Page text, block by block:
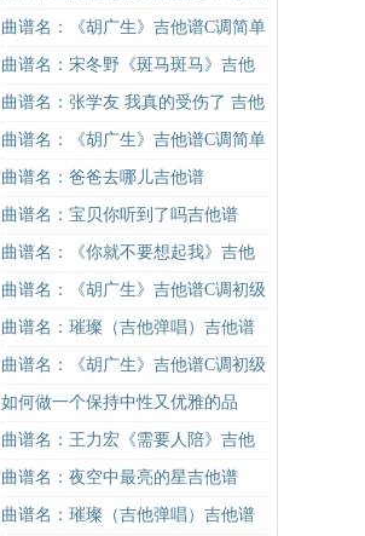
高清版
曲谱名：《胡广生》吉他谱C调简单
版（酷音小伟吉他弹唱教学）吉他
谱
曲谱名：宋冬野《斑马斑马》吉他
谱C调简单版（酷音小伟吉他教学）
吉他谱
曲谱名：张学友 我真的受伤了 吉他
谱吉他谱
曲谱名：《胡广生》吉他谱C调简单
版（酷音小伟吉他弹唱教学）吉他
谱
曲谱名：爸爸去哪儿吉他谱
曲谱名：宝贝你听到了吗吉他谱
曲谱名：《你就不要想起我》吉他
谱C调简单版吉他谱
曲谱名：《胡广生》吉他谱C调初级
进阶版（酷音小伟吉他弹唱教学）
吉他谱
曲谱名：璀璨（吉他弹唱）吉他谱
曲谱名：《胡广生》吉他谱C调初级
进阶版（酷音小伟吉他弹唱教学）
吉他谱
如何做一个保持中性又优雅的品
牌？
曲谱名：王力宏《需要人陪》吉他
谱C调原版（酷音小伟吉他教学）吉
他谱
曲谱名：夜空中最亮的星吉他谱
曲谱名：璀璨（吉他弹唱）吉他谱